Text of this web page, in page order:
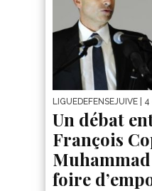
LIGUEDEFENSEJUIVE |
Un débat
François
foire